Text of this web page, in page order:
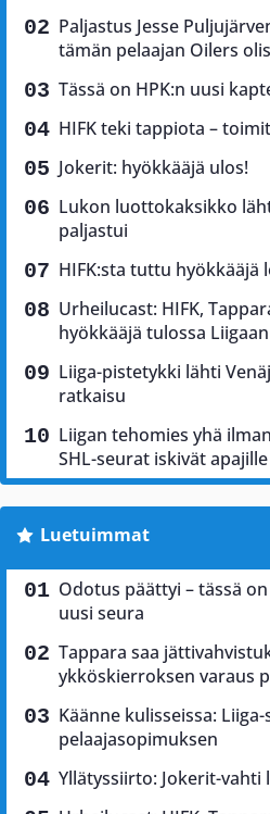
Paljastus Jesse
tämän pelaajan Oilers
Tässä on HPK:n uusi
HIFK teki tappiota –
Jokerit: hyökkääjä ulos!
Lukon luottokaksikko
paljastui
HIFK:sta tuttu hyökkääjä
Urheilucast: HIFK,
hyökkääjä tulossa Liigaan
Liiga-pistetykki lähti
ratkaisu
Liigan tehomies yhä
SHL-seurat iskivät apajille
Luetuimmat
Odotus päättyi – tässä
uusi seura
Tappara saa
ykköskierroksen varaus
Käänne kulisseissa:
pelaajasopimuksen
Yllätyssiirto: Jokerit-vahti